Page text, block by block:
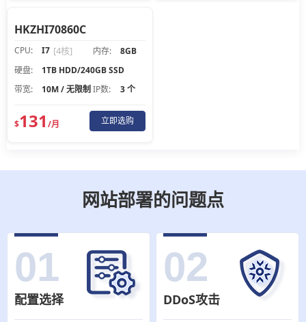
HKZHI70860C
CPU: I7 [4核] 内存:
8GB
硬盘:
1TB HDD/240GB SSD
带宽:
10M / 无限制 IP数: 3 个
$131 /月 立即选购
网站部署的问题点
01
配置选择
02
DDoS攻击